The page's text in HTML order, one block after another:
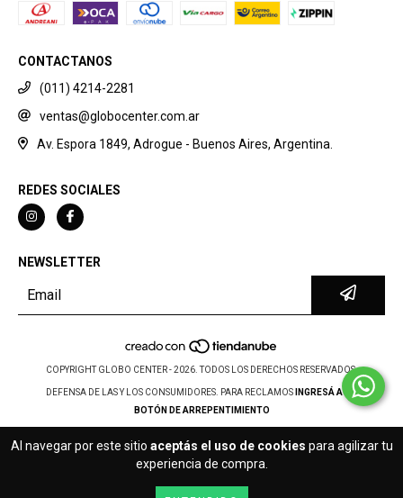
Al navegar por este sitio aceptás el uso de cookies para agilizar tu
experiencia de compra.
CONTACTANOS
(011) 4214-2281
ventas@globocenter.com.ar
Av. Espora 1849, Adrogue - Buenos Aires, Argentina.
REDES SOCIALES
NEWSLETTER
COPYRIGHT GLOBO CENTER - 2026. TODOS LOS DERECHOS RESERVADOS.
DEFENSA DE LAS Y LOS CONSUMIDORES. PARA RECLAMOS
INGRESÁ ACÁ.
BOTÓN DE ARREPENTIMIENTO